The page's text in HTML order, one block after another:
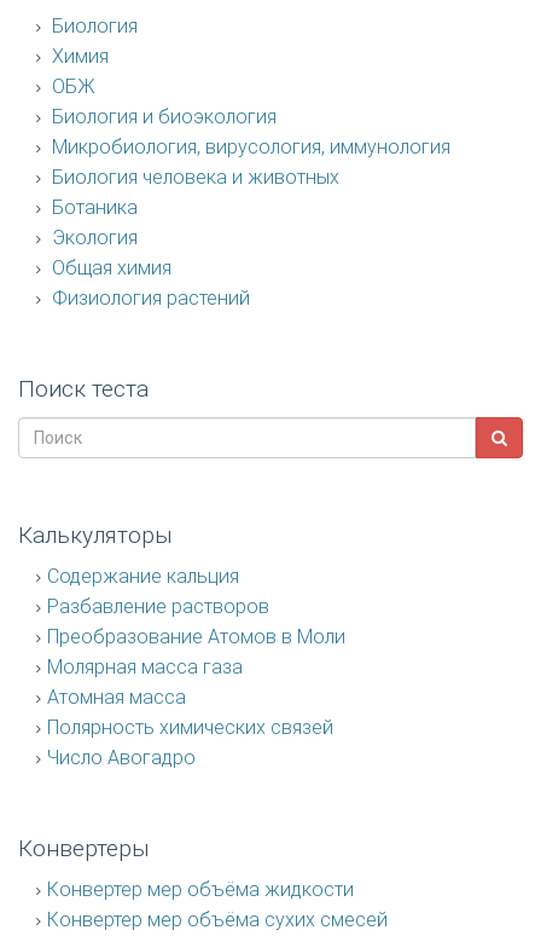
Биология
Химия
ОБЖ
Биология и биоэкология
Микробиология, вирусология, иммунология
Биология человека и животных
Ботаника
Экология
Общая химия
Физиология растений
Поиск теста
Калькуляторы
Содержание кальция
Разбавление растворов
Преобразование Атомов в Моли
Молярная масса газа
Атомная масса
Полярность химических связей
Число Авогадро
Конвертеры
Конвертер мер объёма жидкости
Конвертер мер объёма сухих смесей